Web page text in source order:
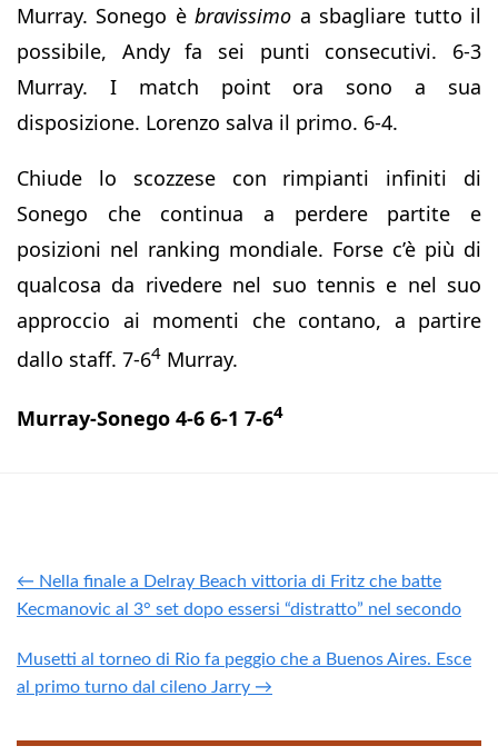
Murray. Sonego èbravissimo a sbagliare tutto il
possibile, Andy fa sei punti consecutivi. 6-3
Murray. I match point ora sono a sua
disposizione. Lorenzo salva il primo. 6-4.
Chiude lo scozzese con rimpianti infiniti di
Sonego che continua a perdere partite e
posizioni nel ranking mondiale. Forse c’è più di
qualcosa da rivedere nel suo tennis e nel suo
approccio ai momenti che contano, a partire
dallo staff. 7-64 Murray.
Murray-Sonego 4-6 6-1 7-64
← Nella finale a Delray Beach vittoria di Fritz che batte
Kecmanovic al 3° set dopo essersi “distratto” nel secondo
Musetti al torneo di Rio fa peggio che a Buenos Aires. Esce
al primo turno dal cileno Jarry →